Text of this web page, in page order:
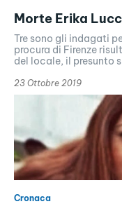
Morte Erika
Tre sono gli indagati
procura di Firenze
del locale, il presunto
23 Ottobre 2019
Cronaca